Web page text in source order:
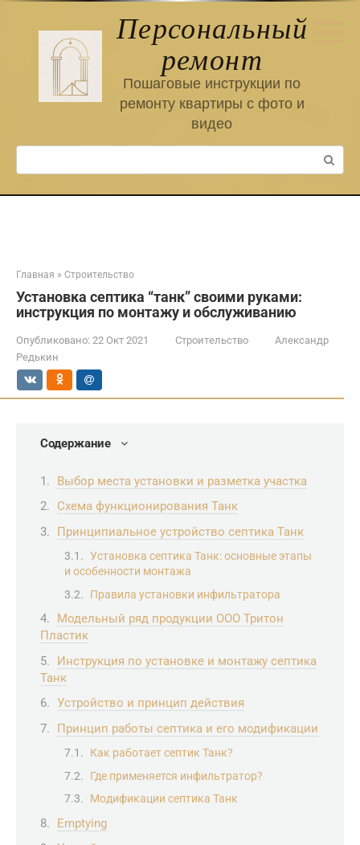
Персональный
ремонт
Пошаговые инструкции по
ремонту квартиры с фото и
видео
Поиск:
Главная » Строительство
Установка септика “танк” своими руками:
инструкция по монтажу и обслуживанию
Опубликовано: 22 Окт 2021 Строительство
Александр
Редькин
Содержание
Выбор места установки и разметка участка
Схема функционирования Танк
Принципиальное устройство септика Танк
Установка септика Танк: основные этапы
и особенности монтажа
Правила установки инфильтратора
Модельный ряд продукции ООО Тритон
Пластик
Инструкция по установке и монтажу септика
Танк
Устройство и принцип действия
Принцип работы септика и его модификации
Как работает септик Танк?
Где применяется инфильтратор?
Модификации септика Танк
Emptying